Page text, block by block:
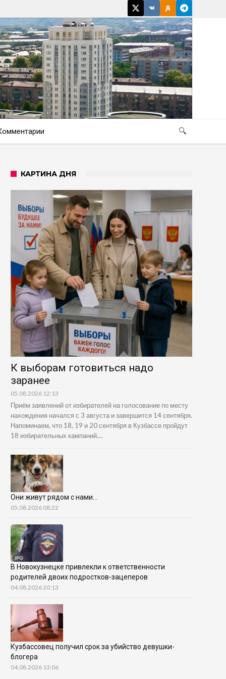
🔍
КАРТИНА ДНЯ
К выборам готовиться надо
заранее
05.08.2026 12:13
Приём заявлений от избирателей на голосование по месту
нахождения начался с 3 августа и завершится 14 сентября.
Напоминаем, что 18, 19 и 20 сентября в Кузбассе пройдут
18 избирательных кампаний....
Они живут рядом с нами…
05.08.2026 08:22
В Новокузнецке привлекли к ответственности
родителей двоих подростков-зацеперов
04.08.2026 20:13
Кузбассовец получил срок за убийство девушки-
блогера
04.08.2026 13:06